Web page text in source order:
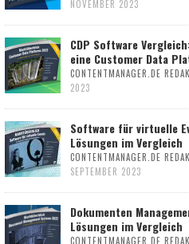
NOVEMBER 2023
CDP Software
eine Customer Data
CONTENTMANAGER.DE
2023
Software für virtuelle
Lösungen im Vergleich
CONTENTMANAGER.DE
SEPTEMBER 2023
Dokumenten
Lösungen im Vergleich
CONTENTMANAGER.DE